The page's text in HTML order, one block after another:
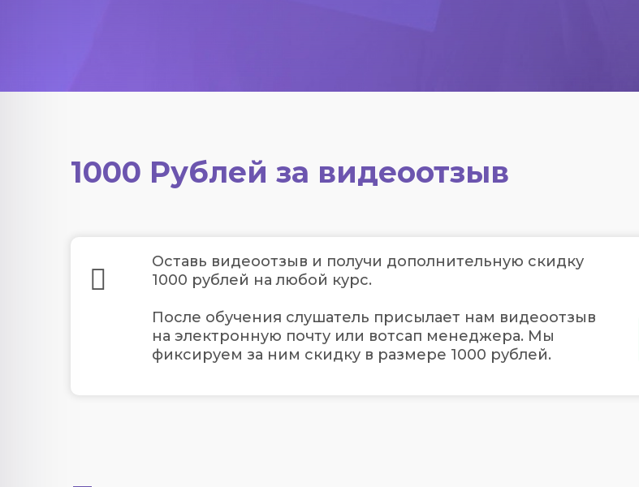
1000 Рублей за видеоотзыв
Оставь видеоотзыв и получи дополнительную скидку
1000 рублей на любой курс.
После обучения слушатель присылает нам видеоотзыв
на электронную почту или вотсап менеджера. Мы
фиксируем за ним скидку в размере 1000 рублей.